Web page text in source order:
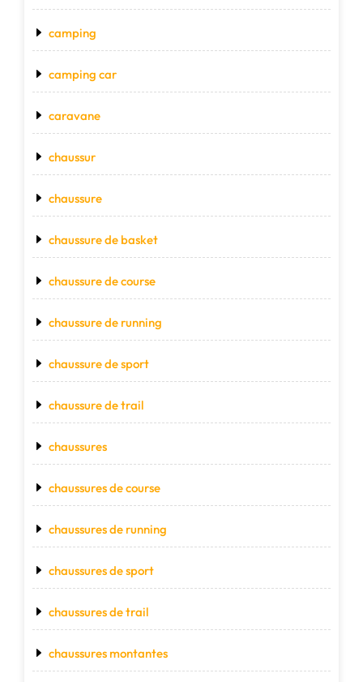
camping
camping car
caravane
chaussur
chaussure
chaussure de basket
chaussure de course
chaussure de running
chaussure de sport
chaussure de trail
chaussures
chaussures de course
chaussures de running
chaussures de sport
chaussures de trail
chaussures montantes